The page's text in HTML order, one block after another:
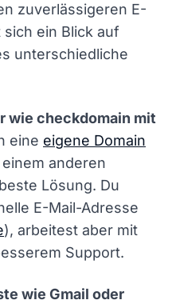
zuverlässigeren E-
ein Blick auf
unterschiedliche
wie checkdomain mit
eine eigene Domain
anderen
Lösung. Du
E-Mail-Adresse
), arbeitest aber mit
Support.
wie Gmail oder